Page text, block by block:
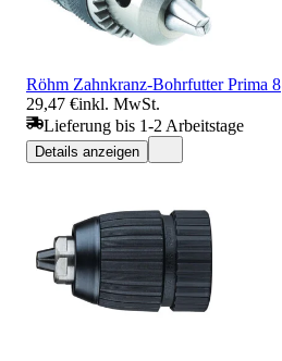
Röhm Zahnkranz-Bohrfutter Prima 8
29,47 €inkl. MwSt.
Lieferung bis 1-2 Arbeitstage
Details anzeigen